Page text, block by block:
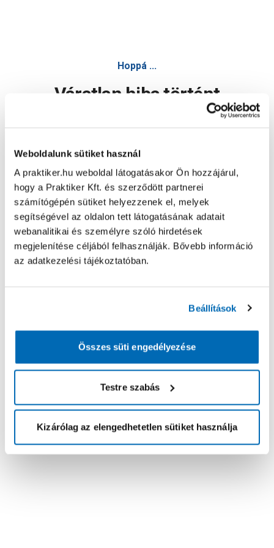
Weboldalunk sütiket használ
A praktiker.hu weboldal látogatásakor Ön hozzájárul,
hogy a Praktiker Kft. és szerződött partnerei
számítógépén sütiket helyezzenek el, melyek
segítségével az oldalon tett látogatásának adatait
webanalitikai és személyre szóló hirdetések
megjelenítése céljából felhasználják. Bővebb információ
az adatkezelési tájékoztatóban.
Beállítások
Összes süti engedélyezése
Testre szabás
Kizárólag az elengedhetetlen sütiket használja
Hoppá ...
Váratlan hiba történt
Oldal újratöltése